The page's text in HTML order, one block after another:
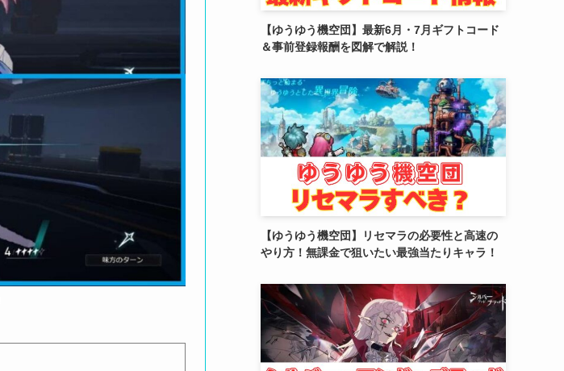
(5)
(4)
(6)
(5)
(4)
(4)
(2)
(6)
(3)
(2)
(10)
【ゆうゆう機空団】最新6月・7月ギフトコード
＆事前登録報酬を図解で解説！
【ゆうゆう機空団】リセマラの必要性と高速の
やり方！無課金で狙いたい最強当たりキャラ！